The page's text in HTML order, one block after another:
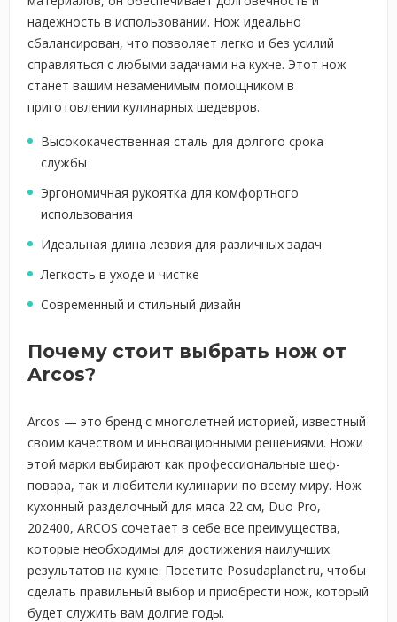
надежность в использовании. Нож идеально
сбалансирован, что позволяет легко и без усилий
справляться с любыми задачами на кухне. Этот нож
станет вашим незаменимым помощником в
приготовлении кулинарных шедевров.
Высококачественная сталь для долгого срока
службы
Эргономичная рукоятка для комфортного
использования
Идеальная длина лезвия для различных задач
Легкость в уходе и чистке
Современный и стильный дизайн
Почему стоит выбрать нож от
Arcos?
Arcos — это бренд с многолетней историей, известный
своим качеством и инновационными решениями. Ножи
этой марки выбирают как профессиональные шеф-
повара, так и любители кулинарии по всему миру. Нож
кухонный разделочный для мяса 22 см, Duo Pro,
202400, ARCOS сочетает в себе все преимущества,
которые необходимы для достижения наилучших
результатов на кухне. Посетите Posudaplanet.ru, чтобы
сделать правильный выбор и приобрести нож, который
будет служить вам долгие годы.